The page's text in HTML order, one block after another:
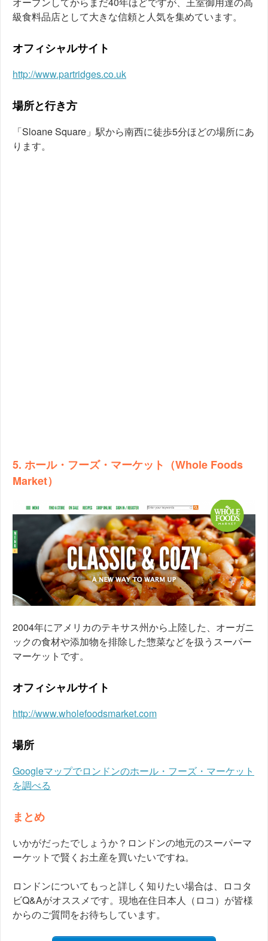
級食料品店として大きな信頼と人気を集めています。
オフィシャルサイト
http://www.partridges.co.uk
場所と行き方
「Sloane Square」駅から南西に徒歩5分ほどの場所にあ
ります。
5. ホール・フーズ・マーケット（Whole Foods
Market）
2004年にアメリカのテキサス州から上陸した、オーガニ
ックの食材や添加物を排除した惣菜などを扱うスーパー
マーケットです。
オフィシャルサイト
http://www.wholefoodsmarket.com
場所
Googleマップでロンドンのホール・フーズ・マーケット
を調べる
まとめ
いかがだったでしょうか？ロンドンの地元のスーパーマ
ーケットで賢くお土産を買いたいですね。
ロンドンについてもっと詳しく知りたい場合は、ロコタ
ビQ&Aがオススメです。現地在住日本人（ロコ）が皆様
からのご質問をお待ちしています。